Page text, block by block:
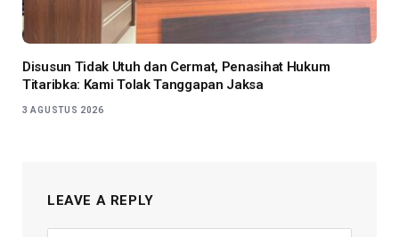
Disusun Tidak Utuh dan Cermat, Penasihat Hukum
Titaribka: Kami Tolak Tanggapan Jaksa
3 AGUSTUS 2026
LEAVE A REPLY